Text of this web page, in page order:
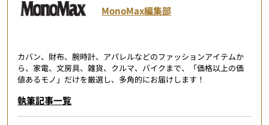
MonoMax編集部
カバン、財布、腕時計、アパレルなどのファッションアイテムか
ら、家電、文房具、雑貨、クルマ、バイクまで、「価格以上の価
値あるモノ」だけを厳選し、多角的にお届けします！
執筆記事一覧